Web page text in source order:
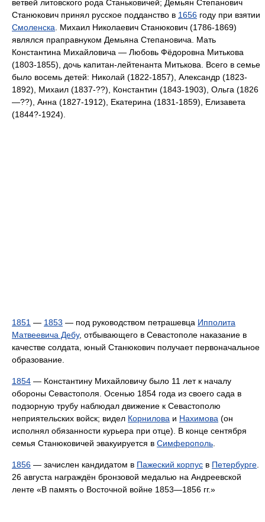
ветвей литовского рода Станьковичей; Демьян Степанович
Станюкович принял русское подданство в 1656 году при взятии
Смоленска. Михаил Николаевич Станюкович (1786-1869)
являлся праправнуком Демьяна Степановича. Мать
Константина Михайловича — Любовь Фёдоровна Митькова
(1803-1855), дочь капитан-лейтенанта Митькова. Всего в семье
было восемь детей: Николай (1822-1857), Александр (1823-
1892), Михаил (1837-??), Константин (1843-1903), Ольга (1826
—??), Анна (1827-1912), Екатерина (1831-1859), Елизавета
(1844?-1924).
1851 — 1853 — под руководством петрашевца Ипполита
Матвеевича Дебу, отбывающего в Севастополе наказание в
качестве солдата, юный Станюкович получает первоначальное
образование.
1854 — Константину Михайловичу было 11 лет к началу
обороны Севастополя. Осенью 1854 года из своего сада в
подзорную трубу наблюдал движение к Севастополю
неприятельских войск; видел Корнилова и Нахимова (он
исполнял обязанности курьера при отце). В конце сентября
семья Станюковичей эвакуируется в Симферополь.
1856 — зачислен кандидатом в Пажеский корпус в Петербурге.
26 августа награждён бронзовой медалью на Андреевской
ленте «В память о Восточной войне 1853—1856 гг.»